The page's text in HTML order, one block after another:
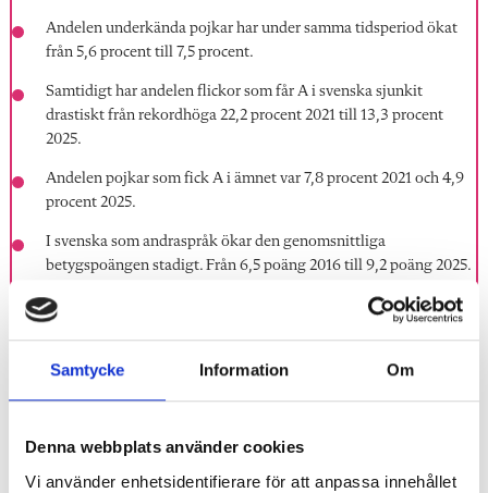
Samtycke Information Om
Denna webbplats använder cookies
Vi använder enhetsidentifierare för att anpassa innehållet
Andelen underkända pojkar har under samma tidsperiod ökat
från 5,6 procent till 7,5 procent.
Samtidigt har andelen flickor som får A i svenska sjunkit
drastiskt från rekordhöga 22,2 procent 2021 till 13,3 procent
2025.
Andelen pojkar som fick A i ämnet var 7,8 procent 2021 och 4,9
procent 2025.
I svenska som andraspråk ökar den genomsnittliga
betygspoängen stadigt. Från 6,5 poäng 2016 till 9,2 poäng 2025.
LÄS ÄVEN
Nya siffror: Sämsta betygen i svenska på över tio år
Drastiskt ras för läsningen i skolan